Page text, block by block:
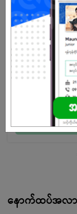
နောက်ထပ်အလာ